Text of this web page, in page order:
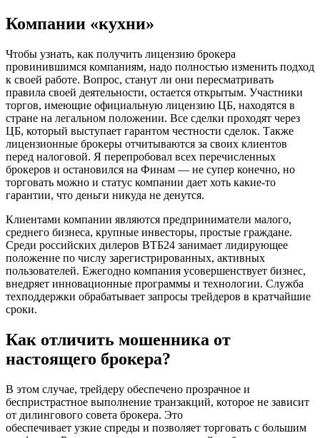
Компании «кухни»
Чтобы узнать, как получить лицензию брокера
провинившимся компаниям, надо полностью изменить подход
к своей работе. Вопрос, станут ли они пересматривать
правила своей деятельности, остается открытым. Участники
торгов, имеющие официальную лицензию ЦБ, находятся в
стране на легальном положении. Все сделки проходят через
ЦБ, который выступает гарантом честности сделок. Также
лицензионные брокеры отчитываются за своих клиентов
перед налоговой. Я перепробовал всех перечисленных
брокеров и остановился на Финам — не супер конечно, но
торговать можно и статус компании дает хоть какие-то
гарантии, что деньги никуда не денутся.
Клиентами компании являются предприниматели малого,
среднего бизнеса, крупные инвесторы, простые граждане.
Среди российских дилеров ВТБ24 занимает лидирующее
положение по числу зарегистрированных, активных
пользователей. Ежегодно компания усовершенствует бизнес,
внедряет инновационные программы и технологии. Служба
техподдержки обрабатывает запросы трейдеров в кратчайшие
сроки.
Как отличить мошенника от
настоящего брокера?
В этом случае, трейдеру обеспечено прозрачное и
беспристрастное выполнение транзакций, которое не зависит
от дилингового совета брокера. Это
обеспечивает узкие спреды и позволяет торговать с большим